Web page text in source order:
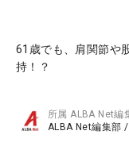
61歳でも、肩関節や
持！？
所属ALBA Net編
ALBA Net編集部 /